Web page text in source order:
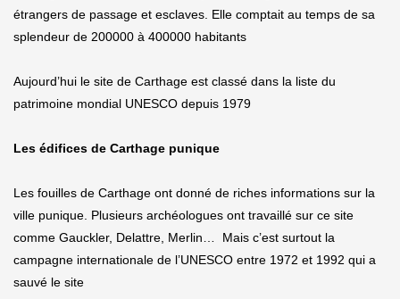
étrangers de passage et esclaves. Elle comptait au temps de sa
splendeur de 200000 à 400000 habitants
Aujourd’hui le site de Carthage est classé dans la liste du
patrimoine mondial UNESCO depuis 1979
Les édifices de Carthage punique
Les fouilles de Carthage ont donné de riches informations sur la
ville punique. Plusieurs archéologues ont travaillé sur ce site
comme Gauckler, Delattre, Merlin… Mais c’est surtout la
campagne internationale de l’UNESCO entre 1972 et 1992 qui a
sauvé le site